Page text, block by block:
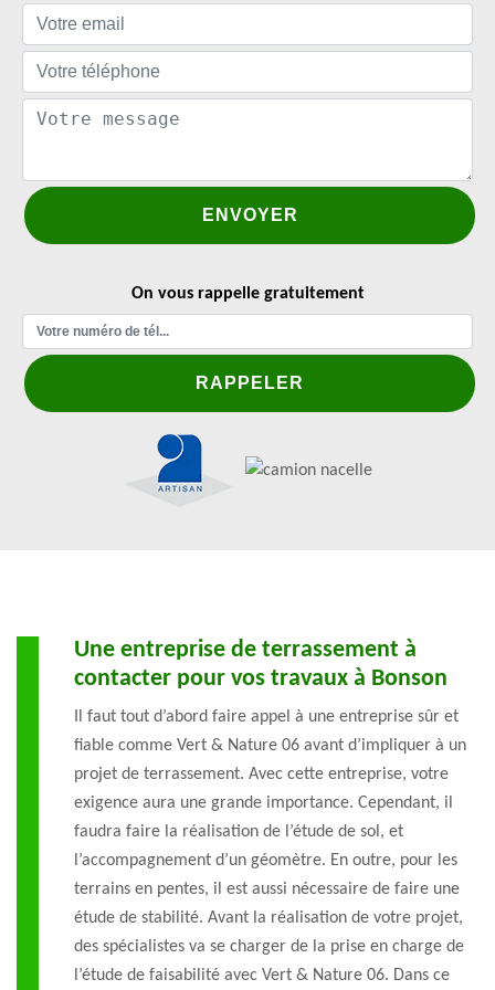
On vous rappelle gratuitement
Une entreprise de terrassement à
contacter pour vos travaux à Bonson
Il faut tout d’abord faire appel à une entreprise sûr et
fiable comme Vert & Nature 06 avant d’impliquer à un
projet de terrassement. Avec cette entreprise, votre
exigence aura une grande importance. Cependant, il
faudra faire la réalisation de l’étude de sol, et
l’accompagnement d’un géomètre. En outre, pour les
terrains en pentes, il est aussi nécessaire de faire une
étude de stabilité. Avant la réalisation de votre projet,
des spécialistes va se charger de la prise en charge de
l’étude de faisabilité avec Vert & Nature 06. Dans ce